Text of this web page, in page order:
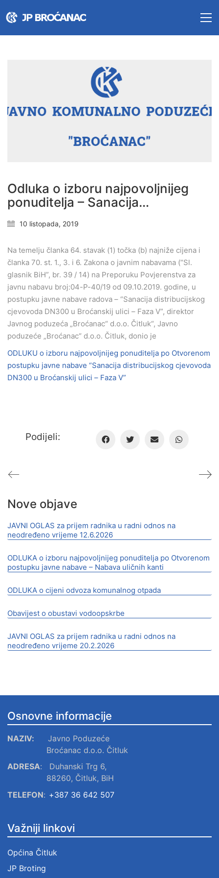
Nove objave
JAVNI OGLAS za prijem radnika u radni odnos na
neodređeno vrijeme 12.6.2026
ODLUKA o izboru najpovoljnijeg ponuditelja po Otvorenom
postupku javne nabave – Nabava uličnih kanti
ODLUKA o cijeni odvoza komunalnog otpada
Obavijest o obustavi vodoopskrbe
JAVNI OGLAS za prijem radnika u radni odnos na
neodređeno vrijeme 20.2.2026
Odluka o izboru najpovoljnijeg
ponuditelja – Sanacija…
10 listopada, 2019
Na temelju članka 64. stavak (1) točka (b) najniže cijena i
članka 70. st. 1., 3. i 6. Zakona o javnim nabavama (“Sl.
glasnik BiH”, br. 39 / 14) na Preporuku Povjerenstva za
javnu nabavu broj:04-P-40/19 od 09.10.2019. godine, u
postupku javne nabave radova – “Sanacija distribucijskog
cjevovoda DN300 u Broćanskij ulici – Faza V”, direktor
Javnog poduzeća „Broćanac“ d.o.o. Čitluk“, Javno
poduzeće „Broćanac“ d.o.o. Čitluk, donio je
ODLUKU o izboru najpovoljnijeg ponuditelja po Otvorenom
postupku javne nabave “Sanacija distribucijskog cjevovoda
DN300 u Broćanskij ulici – Faza V”
Podijeli:
Osnovne informacije
NAZIV:
Javno Poduzeće
Broćanac d.o.o. Čitluk
ADRESA:
Duhanski Trg 6,
88260, Čitluk, BiH
TELEFON: +387 36 642 507
Važniji linkovi
Općina Čitluk
JP Broting